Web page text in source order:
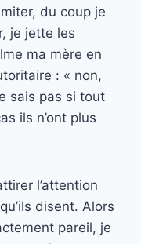
du coup je
je jette les
ma mère en
: « non,
sais pas si tout
ils n’ont plus
l’attention
disent. Alors
pareil, je